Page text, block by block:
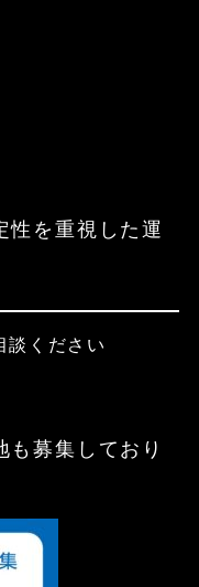
性を重視した運
ください
も募集しており